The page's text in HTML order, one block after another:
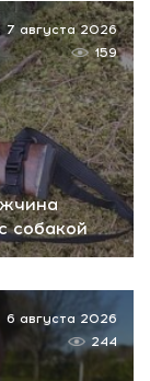
собакой
7 августа 2026
159
6 августа 2026
244